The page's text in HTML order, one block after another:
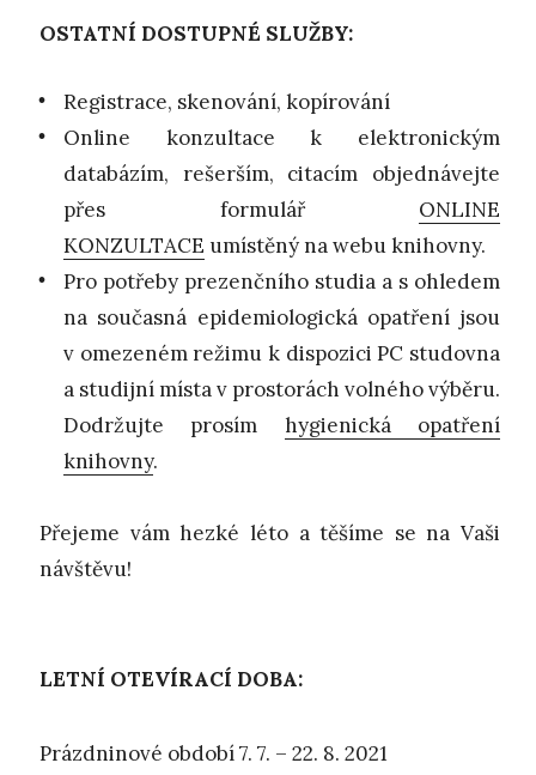
OSTATNÍ DOSTUPNÉ SLUŽBY:
Registrace, skenování, kopírování
Online konzultace k elektronickým
databázím, rešerším, citacím objednávejte
přes formulář ONLINE
KONZULTACE umístěný na webu knihovny.
Pro potřeby prezenčního studia a s ohledem
na současná epidemiologická opatření jsou
v omezeném režimu k dispozici PC studovna
a studijní místa v prostorách volného výběru.
Dodržujte prosím hygienická opatření
knihovny.
Přejeme vám hezké léto a těšíme se na Vaši
návštěvu!
LETNÍ OTEVÍRACÍ DOBA:
Prázdninové období 7. 7. – 22. 8. 2021